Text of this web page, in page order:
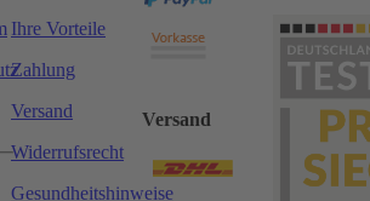
Ihre Vorteile
Zahlung
Versand
Widerrufsrecht
Gesundheitshinweise
Versand